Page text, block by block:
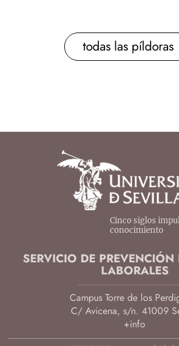
todas las píldoras
Cinco siglos
conocimiento
SERVICIO DE PREVENCIÓN
LABORALES
Campus Torre de los
C/ Avicena, s/n. 41009
+info